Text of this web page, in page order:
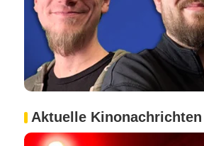
Aktuelle Kinonachrichten